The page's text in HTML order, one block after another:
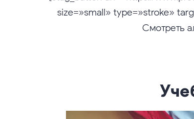
size=»small» type=»stroke»
Смотреть